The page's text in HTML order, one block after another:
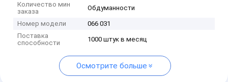
Количество мин
заказа
Обдуманности
Номер модели
066 031
Поставка
способности
1000 штук в месяц
Осмотрите больше